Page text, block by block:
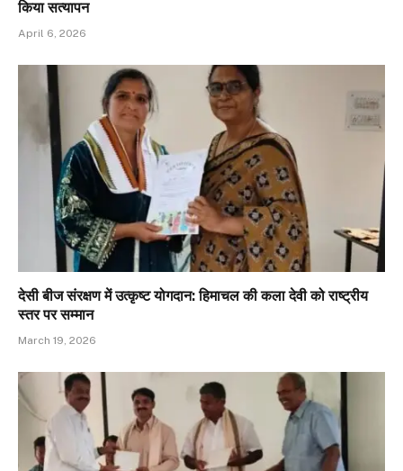
किया सत्यापन
April 6, 2026
देसी बीज संरक्षण में उत्कृष्ट योगदान: हिमाचल की कला देवी को राष्ट्रीय
स्तर पर सम्मान
March 19, 2026